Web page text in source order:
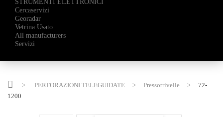
STRUMENTI ELETTRONICI
Cercaservizi
Georadar
Vetrina Usato
All manufacturers
Servizi
> PERFORAZIONI TELEGUIDATE > Pressotrivelle >
72-
1200